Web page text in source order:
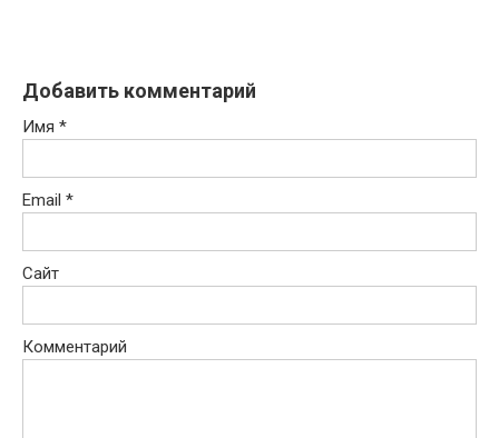
Добавить комментарий
Имя *
Email *
Сайт
Комментарий